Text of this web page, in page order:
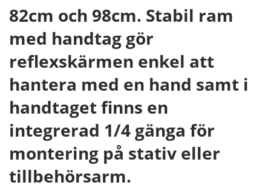
82cm och 98cm. Stabil ram
med handtag gör
reflexskärmen enkel att
hantera med en hand samt i
handtaget finns en
integrerad 1/4 gänga för
montering på stativ eller
tillbehörsarm.